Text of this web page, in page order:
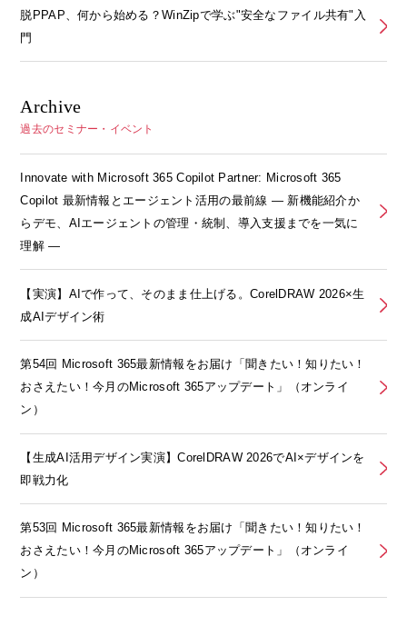
脱PPAP、何から始める？WinZipで学ぶ"安全なファイル共有"入
門
Archive
過去のセミナー・イベント
Innovate with Microsoft 365 Copilot Partner: Microsoft 365
Copilot 最新情報とエージェント活用の最前線 ― 新機能紹介か
らデモ、AIエージェントの管理・統制、導入支援までを一気に
理解 ―
【実演】AIで作って、そのまま仕上げる。CorelDRAW 2026×生
成AIデザイン術
第54回 Microsoft 365最新情報をお届け「聞きたい！知りたい！
おさえたい！今月のMicrosoft 365アップデート」（オンライ
ン）
【生成AI活用デザイン実演】CorelDRAW 2026でAI×デザインを
即戦力化
第53回 Microsoft 365最新情報をお届け「聞きたい！知りたい！
おさえたい！今月のMicrosoft 365アップデート」（オンライ
ン）